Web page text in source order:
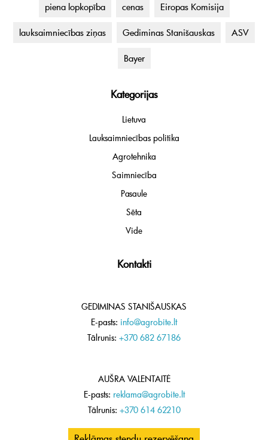
piena lopkopība cenas Eiropas Komisija
lauksaimniecības ziņas Gediminas Stanišauskas ASV
Bayer
Kategorijas
Lietuva
Lauksaimniecības politika
Agrotehnika
Saimniecība
Pasaule
Sēta
Vide
Kontakti
GEDIMINAS STANIŠAUSKAS
E-pasts: info@agrobite.lt
Tālrunis: +370 682 67186
AUŠRA VALENTAITĖ
E-pasts: reklama@agrobite.lt
Tālrunis: +370 614 62210